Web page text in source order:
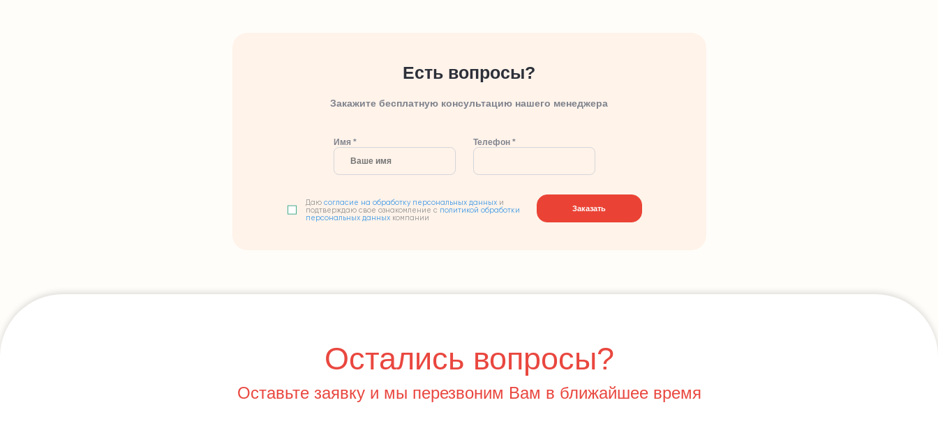
Есть вопросы?
Закажите бесплатную консультацию нашего менеджера
Имя * Телефон *
Даю согласие на обработку персональных данных и
подтверждаю свое ознакомление с политикой обработки
персональных данных компании
Заказать
Остались вопросы?
Оставьте заявку и мы перезвоним Вам в ближайшее время